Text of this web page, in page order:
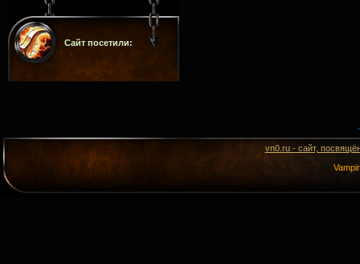
Сайт посетили:
vn0.ru - сайт,